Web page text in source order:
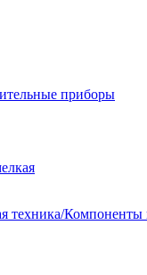
приборы
техника/Компоненты